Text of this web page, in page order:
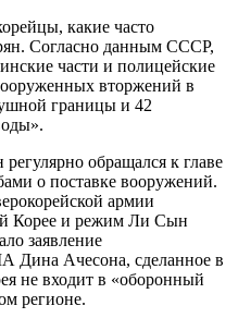
какие часто
Согласно данным СССР,
части и полицейские
вторжений в
границы и 42
обращался к главе
о поставке вооружений.
армии
Корее и режим Ли Сын
заявление
Дина Ачесона, сделанное в
не входит в «оборонный
регионе.